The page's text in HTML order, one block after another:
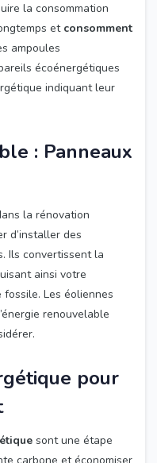
la consommation
et consomment
ampoules
écoénergétiques
indiquant leur
: Panneaux
la rénovation
d’installer des
Ils convertissent la
ainsi votre
fossile. Les éoliennes
renouvelable
pour
sont une étape